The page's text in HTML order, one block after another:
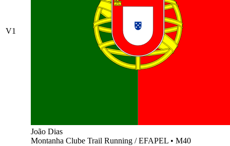
V1
João Dias
Montanha Clube Trail Running / EFAPEL • M40